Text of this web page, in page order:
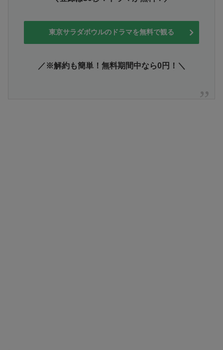
東京サラダボウルのドラマを無料で観る
／※解約も簡単！無料期間中なら0円！＼